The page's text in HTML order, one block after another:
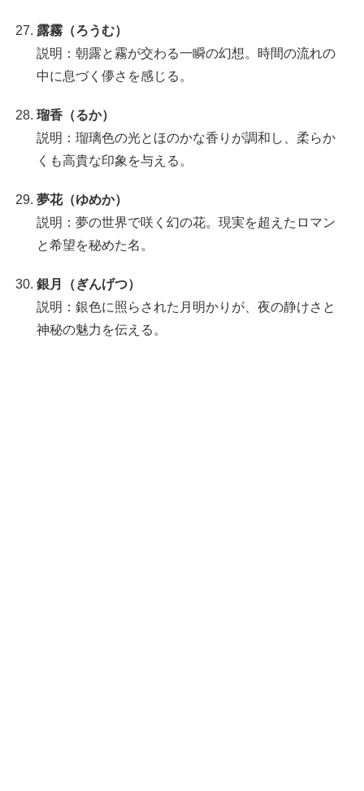
露霧（ろうむ）
説明：朝露と霧が交わる一瞬の幻想。時間の流れの
中に息づく儚さを感じる。
瑠香（るか）
説明：瑠璃色の光とほのかな香りが調和し、柔らか
くも高貴な印象を与える。
夢花（ゆめか）
説明：夢の世界で咲く幻の花。現実を超えたロマン
と希望を秘めた名。
銀月（ぎんげつ）
説明：銀色に照らされた月明かりが、夜の静けさと
神秘の魅力を伝える。